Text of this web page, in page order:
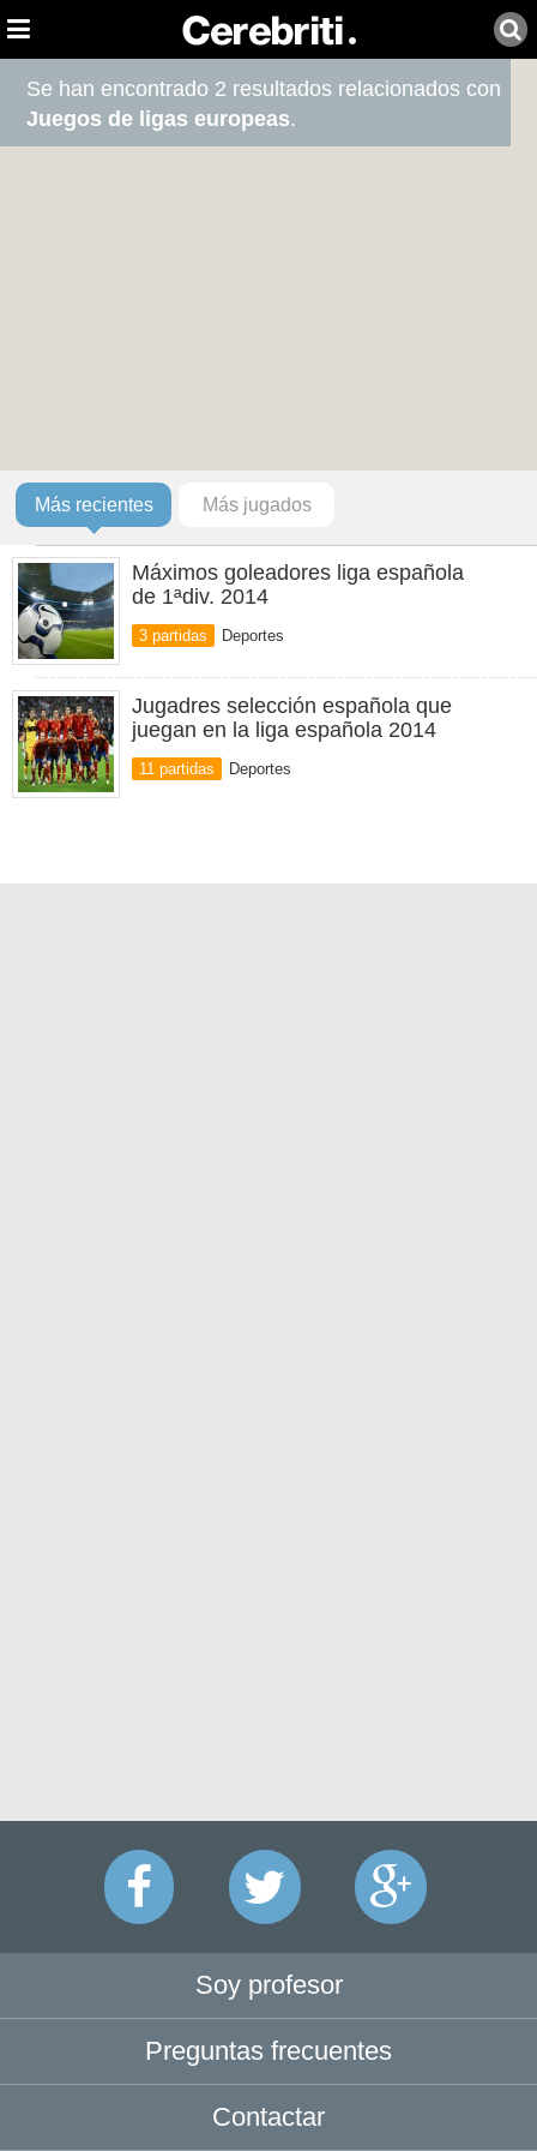
Se han encontrado 2 resultados relacionados con
Juegos de ligas europeas.
Más recientes Más jugados
Máximos goleadores liga española
de 1ªdiv. 2014
3 partidas Deportes
Jugadres selección española que
juegan en la liga española 2014
11 partidas Deportes
Soy profesor
Preguntas frecuentes
Contactar